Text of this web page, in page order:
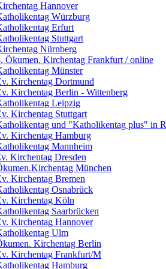
Hannover
Würzburg
Erfurt
Stuttgart
Nürnberg
Ökumen. Kirchentag Frankfurt / online
Münster
Kirchentag Dortmund
Kirchentag Berlin - Wittenberg
Leipzig
Kirchentag Stuttgart
und "Katholikentag plus" in
Kirchentag Hamburg
Mannheim
Kirchentag Dresden
München
Kirchentag Bremen
Osnabrück
Kirchentag Köln
Saarbrücken
Kirchentag Hannover
Ulm
Kirchentag Berlin
Kirchentag Frankfurt/M
Hamburg